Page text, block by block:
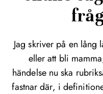
Jag skriver på en lång
eller att bli
händelse nu ska
fastnar där, i